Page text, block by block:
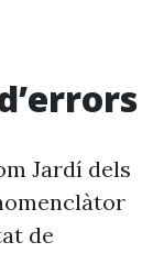
Jardí dels
de